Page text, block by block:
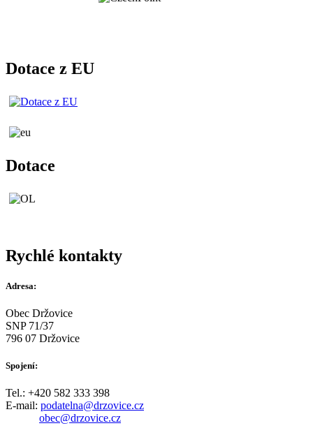
Dotace z EU
Dotace
Rychlé kontakty
Adresa:
Obec Držovice
SNP 71/37
796 07 Držovice
Spojení:
Tel.: +420 582 333 398
E-mail: podatelna@drzovice.cz
obec@drzovice.cz